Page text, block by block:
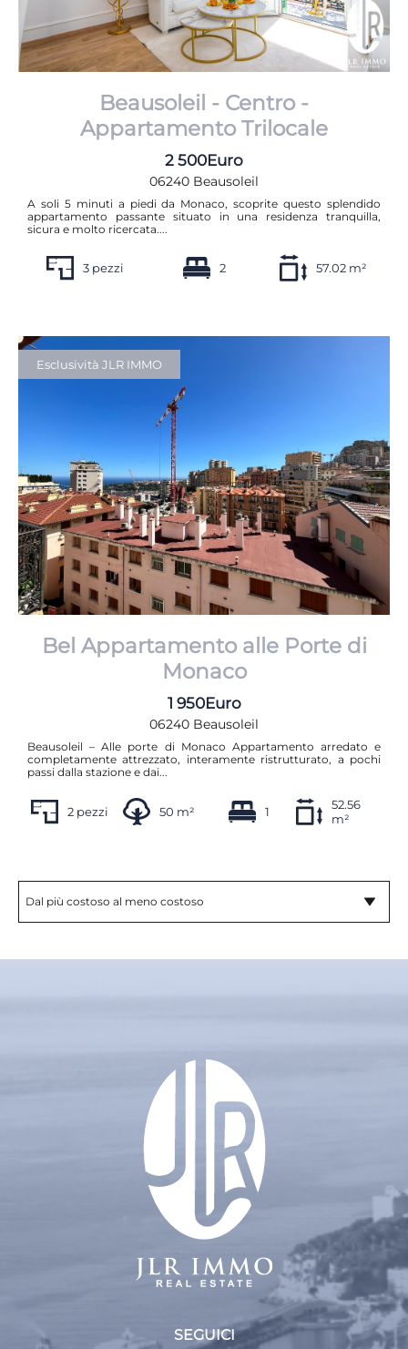
Beausoleil - Centro -
Appartamento Trilocale
2 500Euro
06240 Beausoleil
A soli 5 minuti a piedi da Monaco, scoprite questo splendido
appartamento passante situato in una residenza tranquilla,
sicura e molto ricercata....
3 pezzi 2 57.02 m²
Esclusività JLR IMMO
Bel Appartamento alle Porte di
Monaco
1 950Euro
06240 Beausoleil
Beausoleil – Alle porte di Monaco Appartamento arredato e
completamente attrezzato, interamente ristrutturato, a pochi
passi dalla stazione e dai...
2 pezzi 50 m² 1
52.56
m²
Dal più costoso al meno costoso
Dal più costoso al meno costoso
Dal menu costoso al più costoso
SEGUICI